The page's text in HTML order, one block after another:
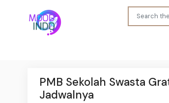
PMB Sekolah Swasta
Jadwalnya